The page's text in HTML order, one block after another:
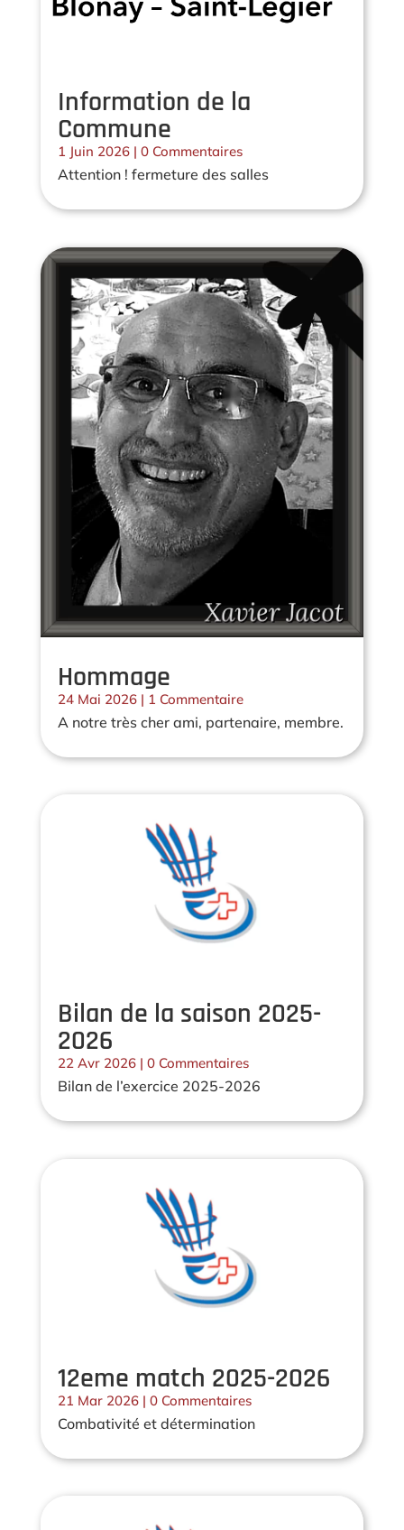
Information de la
Commune
1 Juin 2026| 0 Commentaires
Attention ! fermeture des salles
Hommage
24 Mai 2026| 1 Commentaire
A notre très cher ami, partenaire, membre.
Bilan de la saison 2025-
2026
22 Avr 2026| 0 Commentaires
Bilan de l’exercice 2025-2026
12eme match 2025-2026
21 Mar 2026| 0 Commentaires
Combativité et détermination